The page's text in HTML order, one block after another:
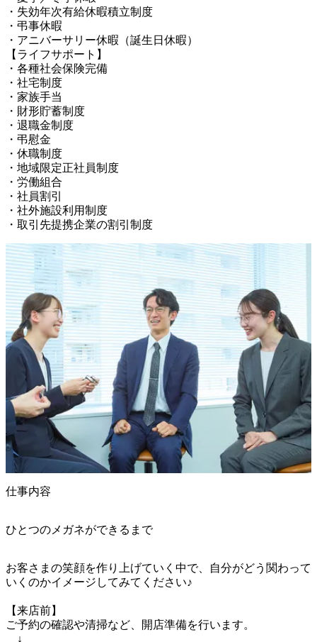
・失効年次有給休暇積立制度
・弔事休暇
・アニバーサリー休暇（誕生日休暇）
【ライフサポート】
・各種社会保険完備
・社宅制度
・家族手当
・財形貯蓄制度
・退職金制度
・弔慰金
・休職制度
・地域限定正社員制度
・労働組合
・社員割引
・社外施設利用制度
・取引先提携企業の割引制度
仕事内容
ひとつのメガネができるまで
お客さまの笑顔を作り上げていく中で、自分がどう関わって
いくのかイメージしてみてください♪
【来店前】
ご予約の確認や清掃など、開店準備を行います。
↓